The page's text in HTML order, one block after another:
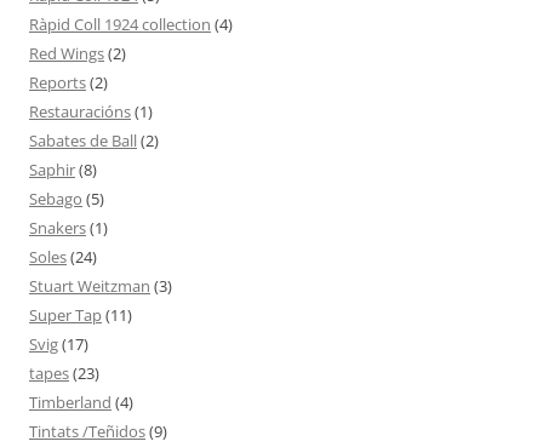
Ràpid Coll 1924 collection (4)
Red Wings(2)
Reports(2)
Restauracións(1)
Sabates de Ball(2)
Saphir(8)
Sebago (5)
Snakers(1)
Soles(24)
Stuart Weitzman (3)
Super Tap(11)
Svig(17)
tapes(23)
Timberland (4)
Tintats /Teñidos(9)